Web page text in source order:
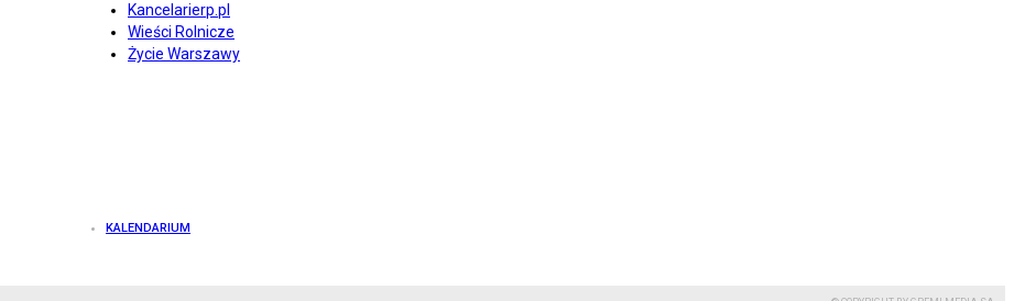
Kancelarierp.pl
Wieści Rolnicze
Życie Warszawy
KALENDARIUM